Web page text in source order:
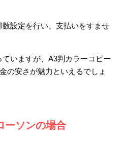
設定を行い、支払いをすませ
いますが、A3判カラーコピー
の安さが魅力といえるでしょ
ーソンの場合